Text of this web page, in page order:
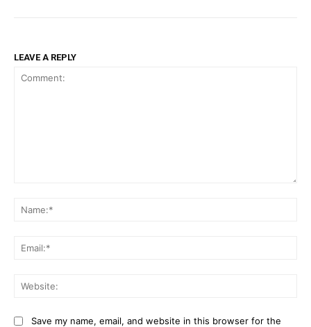
LEAVE A REPLY
Save my name, email, and website in this browser for the